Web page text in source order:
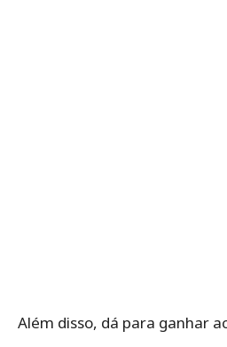
Além disso, dá para ganhar